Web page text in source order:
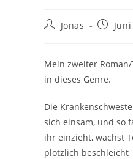
Jonas
Mein zweiter
in dieses Genre.
Die
sich einsam, und so
ihr einzieht, wächst
plötzlich beschleicht